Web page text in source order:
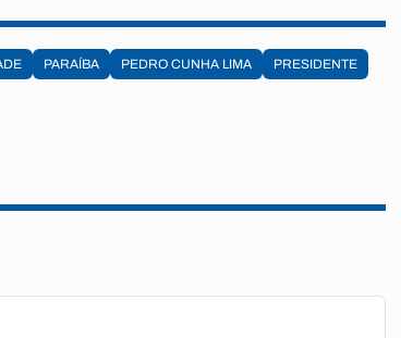
PARAÍBA PEDRO CUNHA LIMA
PRESIDENTE